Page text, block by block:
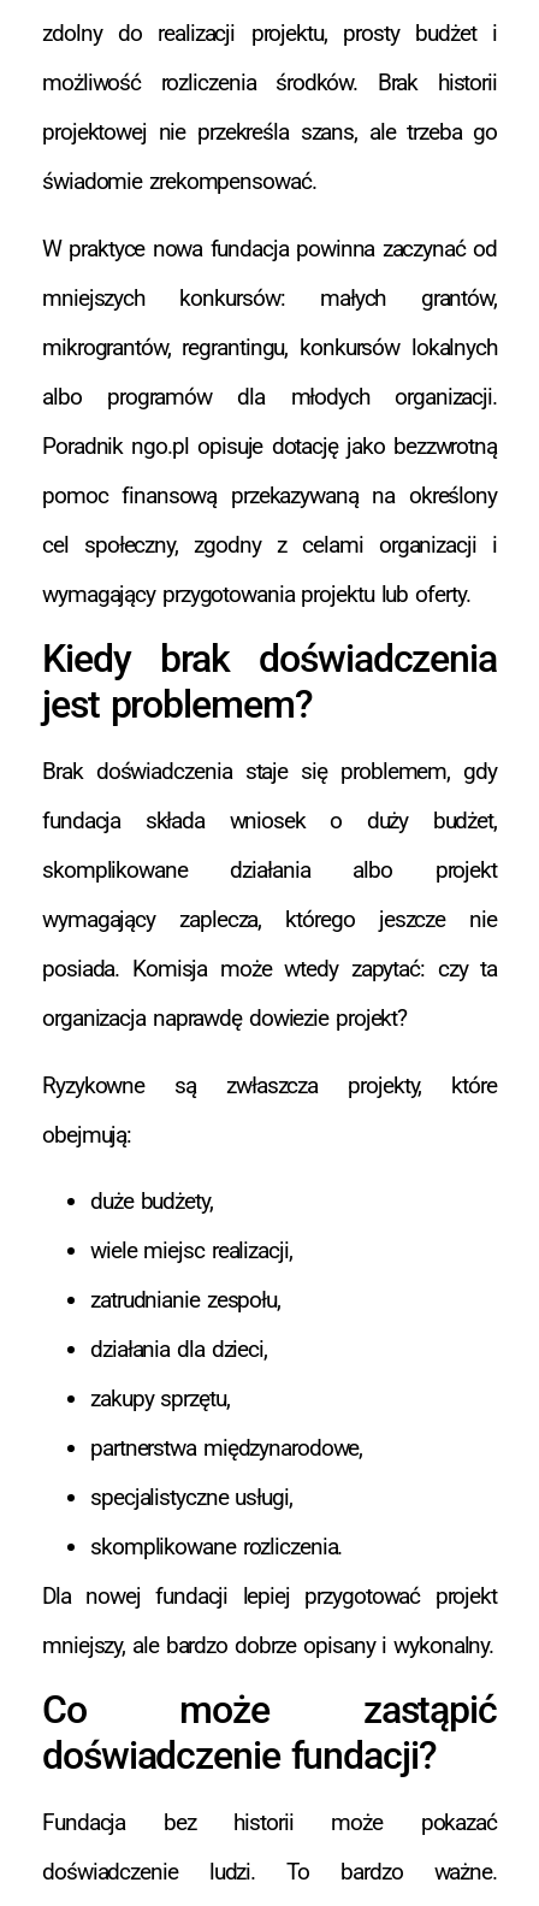
zdolny do realizacji projektu, prosty budżet i
możliwość rozliczenia środków. Brak historii
projektowej nie przekreśla szans, ale trzeba go
świadomie zrekompensować.
W praktyce nowa fundacja powinna zaczynać od
mniejszych konkursów: małych grantów,
mikrograntów, regrantingu, konkursów lokalnych
albo programów dla młodych organizacji.
Poradnik ngo.pl opisuje dotację jako bezzwrotną
pomoc finansową przekazywaną na określony
cel społeczny, zgodny z celami organizacji i
wymagający przygotowania projektu lub oferty.
Kiedy brak doświadczenia
jest problemem?
Brak doświadczenia staje się problemem, gdy
fundacja składa wniosek o duży budżet,
skomplikowane działania albo projekt
wymagający zaplecza, którego jeszcze nie
posiada. Komisja może wtedy zapytać: czy ta
organizacja naprawdę dowiezie projekt?
Ryzykowne są zwłaszcza projekty, które
obejmują:
duże budżety,
wiele miejsc realizacji,
zatrudnianie zespołu,
działania dla dzieci,
zakupy sprzętu,
partnerstwa międzynarodowe,
specjalistyczne usługi,
skomplikowane rozliczenia.
Dla nowej fundacji lepiej przygotować projekt
mniejszy, ale bardzo dobrze opisany i wykonalny.
Co może zastąpić
doświadczenie fundacji?
Fundacja bez historii może pokazać
doświadczenie ludzi. To bardzo ważne.